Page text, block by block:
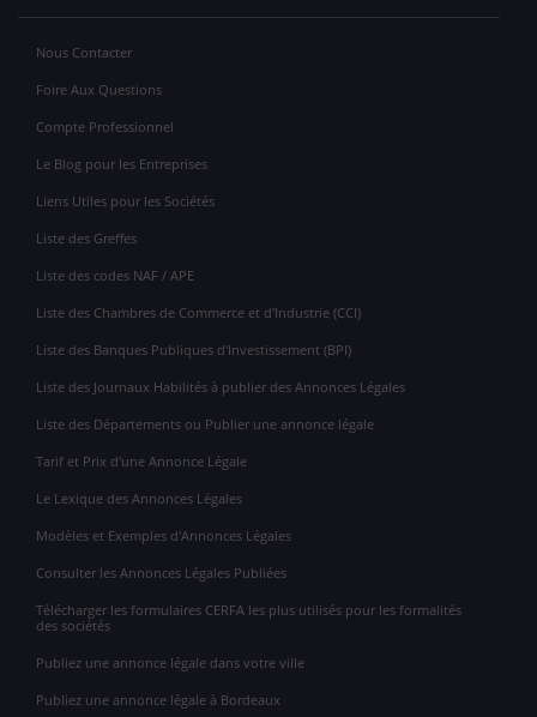
Nous Contacter
Foire Aux Questions
Compte Professionnel
Le Blog pour les Entreprises
Liens Utiles pour les Sociétés
Liste des Greffes
Liste des codes NAF / APE
Liste des Chambres de Commerce et d'Industrie (CCI)
Liste des Banques Publiques d'Investissement (BPI)
Liste des Journaux Habilités à publier des Annonces Légales
Liste des Départements ou Publier une annonce légale
Tarif et Prix d'une Annonce Légale
Le Lexique des Annonces Légales
Modèles et Exemples d'Annonces Légales
Consulter les Annonces Légales Publiées
Télécharger les formulaires CERFA les plus utilisés pour les formalités
des sociétés
Publiez une annonce légale dans votre ville
Publiez une annonce légale à Bordeaux